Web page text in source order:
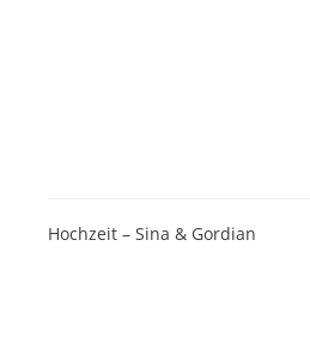
Hochzeit – Sina & Gordian